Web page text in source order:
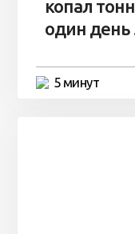
копал
один день
5 минут